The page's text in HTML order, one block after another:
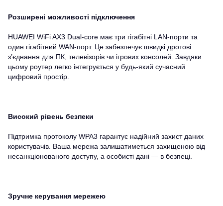
Розширені можливості підключення
HUAWEI WiFi AX3 Dual-core має три гігабітні LAN-порти та
один гігабітний WAN-порт. Це забезпечує швидкі дротові
з’єднання для ПК, телевізорів чи ігрових консолей. Завдяки
цьому роутер легко інтегрується у будь-який сучасний
цифровий простір.
Високий рівень безпеки
Підтримка протоколу WPA3 гарантує надійний захист даних
користувачів. Ваша мережа залишатиметься захищеною від
несанкціонованого доступу, а особисті дані — в безпеці.
Зручне керування мережею